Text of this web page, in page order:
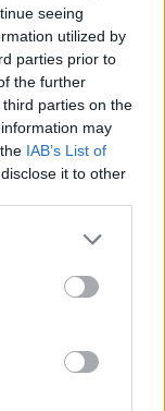
seeing
utilized by
parties prior to
the further
parties on the
may
IAB’s List of
it to other
élelmiszerek árai
21.8
zöldségek
termelői
csökkenést
az energiaárak